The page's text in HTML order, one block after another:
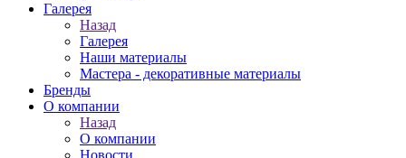
Галерея
Назад
Галерея
Наши материалы
Мастера - декоративные материалы
Бренды
О компании
Назад
О компании
Новости